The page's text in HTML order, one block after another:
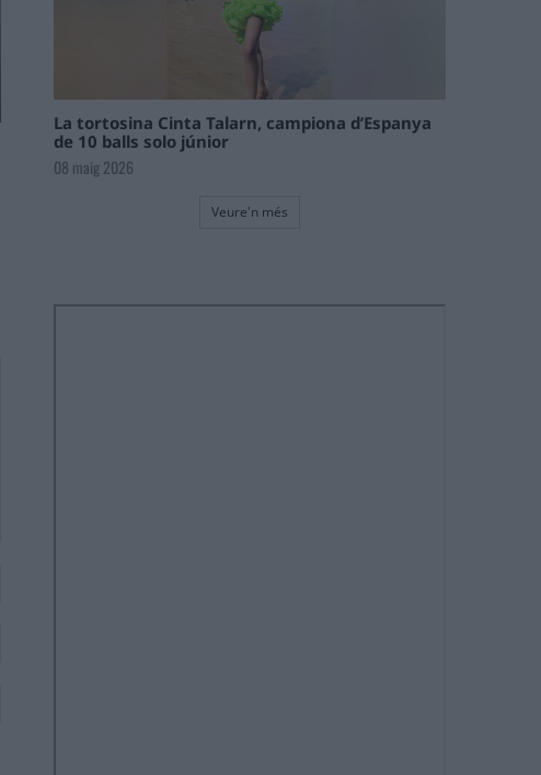
La tortosina Cinta Talarn, campiona d’Espanya
de 10 balls solo júnior
08 maig 2026
Veure'n més